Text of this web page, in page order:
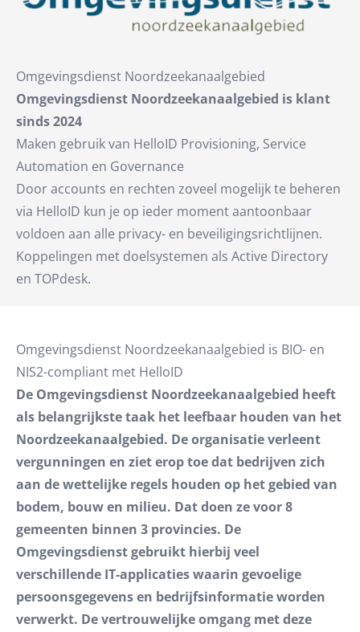
Omgevingsdienst Noordzeekanaalgebied
Omgevingsdienst Noordzeekanaalgebied is klant
sinds 2024
Maken gebruik van HelloID Provisioning, Service
Automation en Governance
Door accounts en rechten zoveel mogelijk te beheren
via HelloID kun je op ieder moment aantoonbaar
voldoen aan alle privacy- en beveiligingsrichtlijnen.
Koppelingen met doelsystemen als Active Directory
en TOPdesk.
Omgevingsdienst Noordzeekanaalgebied is BIO- en
NIS2-compliant met HelloID
De Omgevingsdienst Noordzeekanaalgebied heeft
als belangrijkste taak het leefbaar houden van het
Noordzeekanaalgebied. De organisatie verleent
vergunningen en ziet erop toe dat bedrijven zich
aan de wettelijke regels houden op het gebied van
bodem, bouw en milieu. Dat doen ze voor 8
gemeenten binnen 3 provincies. De
Omgevingsdienst gebruikt hierbij veel
verschillende IT-applicaties waarin gevoelige
persoonsgegevens en bedrijfsinformatie worden
verwerkt. De vertrouwelijke omgang met deze